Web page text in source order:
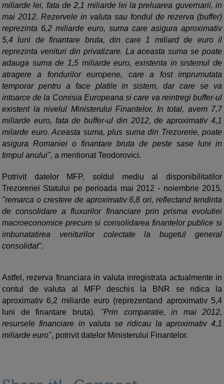
miliarde lei, fata de 2,1 miliarde lei la preluarea guvernarii, in
mai 2012. Rezervele in valuta sau fondul de rezerva (buffer)
reprezinta 6,2 miliarde euro, suma care asigura aproximativ
5,4 luni de finantare bruta, din care 1 miliard de euro il
reprezinta venituri din privatizare. La aceasta suma se poate
adauga suma de 1,5 miliarde euro, existenta in sistemul de
atragere a fondurilor europene, care a fost imprumutata
temporar pentru a face platile in sistem, dar care se va
intoarce de la Comisia Europeana si care va reintregi buffer-ul
existent la nivelul Ministerului Finantelor. In total, avem 7,7
miliarde euro, fata de buffer-ul din 2012, de aproximativ 4,1
milarde euro. Aceasta suma, plus suma din Trezorerie, poate
asigura Romaniei o finantare bruta de peste sase luni in
timpul anului", a mentionat Teodorovici.
Potrivit datelor MFP, soldul mediu al disponibilitatilor
Trezoreriei Statului pe perioada mai 2012 - noiembrie 2015,
"remarca o crestere de aproximativ 6,8 ori, reflectand tendinta
de consolidare a fluxurilor financiare prin prisma evolutiei
macroeconomice precum si consolidarea finantelor publice si
imbunatatirea veniturilor colectate la bugetul general
consolidat".
Astfel, rezerva financiara in valuta inregistrata actualmente in
contul de valuta al MFP deschis la BNR se ridica la
aproximativ 6,2 miliarde euro (reprezentand aproximativ 5,4
luni de finantare bruta). "Prin comparatie, in mai 2012,
resursele financiare in valuta se ridicau la aproximativ 4,1
miliarde euro", potrivit datelor Ministerului Finantelor.